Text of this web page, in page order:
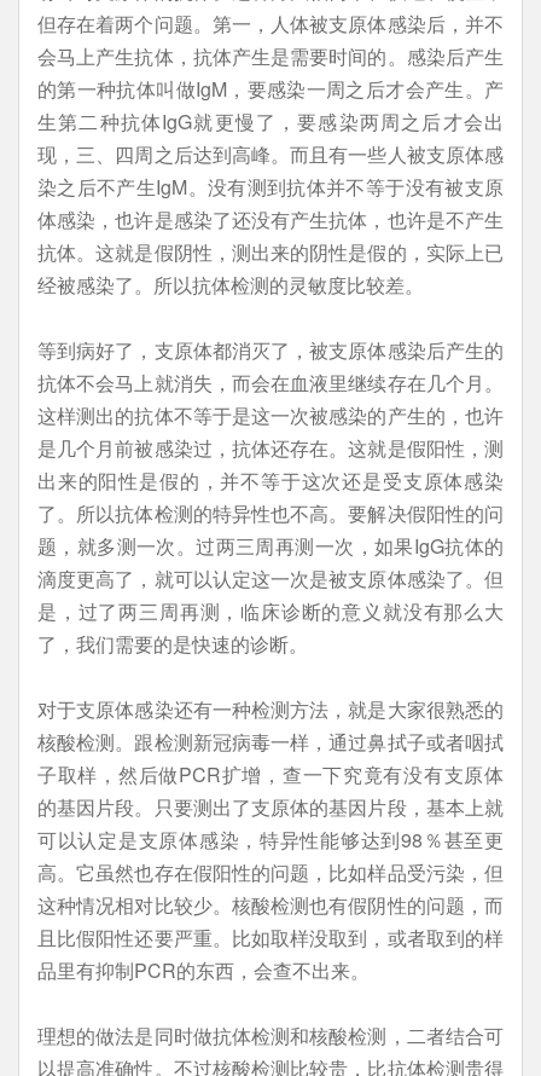
但存在着两个问题。第一，人体被支原体感染后，并不
会马上产生抗体，抗体产生是需要时间的。感染后产生
的第一种抗体叫做IgM，要感染一周之后才会产生。产
生第二种抗体IgG就更慢了，要感染两周之后才会出
现，三、四周之后达到高峰。而且有一些人被支原体感
染之后不产生IgM。没有测到抗体并不等于没有被支原
体感染，也许是感染了还没有产生抗体，也许是不产生
抗体。这就是假阴性，测出来的阴性是假的，实际上已
经被感染了。所以抗体检测的灵敏度比较差。
等到病好了，支原体都消灭了，被支原体感染后产生的
抗体不会马上就消失，而会在血液里继续存在几个月。
这样测出的抗体不等于是这一次被感染的产生的，也许
是几个月前被感染过，抗体还存在。这就是假阳性，测
出来的阳性是假的，并不等于这次还是受支原体感染
了。所以抗体检测的特异性也不高。要解决假阳性的问
题，就多测一次。过两三周再测一次，如果IgG抗体的
滴度更高了，就可以认定这一次是被支原体感染了。但
是，过了两三周再测，临床诊断的意义就没有那么大
了，我们需要的是快速的诊断。
对于支原体感染还有一种检测方法，就是大家很熟悉的
核酸检测。跟检测新冠病毒一样，通过鼻拭子或者咽拭
子取样，然后做PCR扩增，查一下究竟有没有支原体
的基因片段。只要测出了支原体的基因片段，基本上就
可以认定是支原体感染，特异性能够达到98％甚至更
高。它虽然也存在假阳性的问题，比如样品受污染，但
这种情况相对比较少。核酸检测也有假阴性的问题，而
且比假阳性还要严重。比如取样没取到，或者取到的样
品里有抑制PCR的东西，会查不出来。
理想的做法是同时做抗体检测和核酸检测，二者结合可
以提高准确性。不过核酸检测比较贵，比抗体检测贵得